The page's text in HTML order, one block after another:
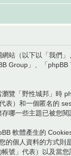
站（以下以「我們
Group」、「
覽「野性城邦」時
表）和一個匿名的
哪一些主題已被您閱
軟體產生的
的個人資料的方式
號」代表）以及當